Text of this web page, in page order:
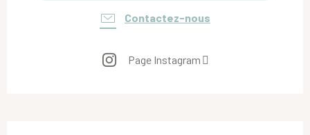
Contactez-nous
Page Instagram